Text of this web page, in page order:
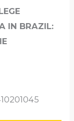
IN BRAZIL: